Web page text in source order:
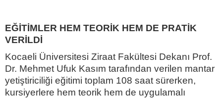
EĞİTİMLER HEM TEORİK HEM DE PRATİK
VERİLDİ
Kocaeli Üniversitesi Ziraat Fakültesi Dekanı Prof.
Dr. Mehmet Ufuk Kasım tarafından verilen mantar
yetiştiriciliği eğitimi toplam 108 saat sürerken,
kursiyerlere hem teorik hem de uygulamalı